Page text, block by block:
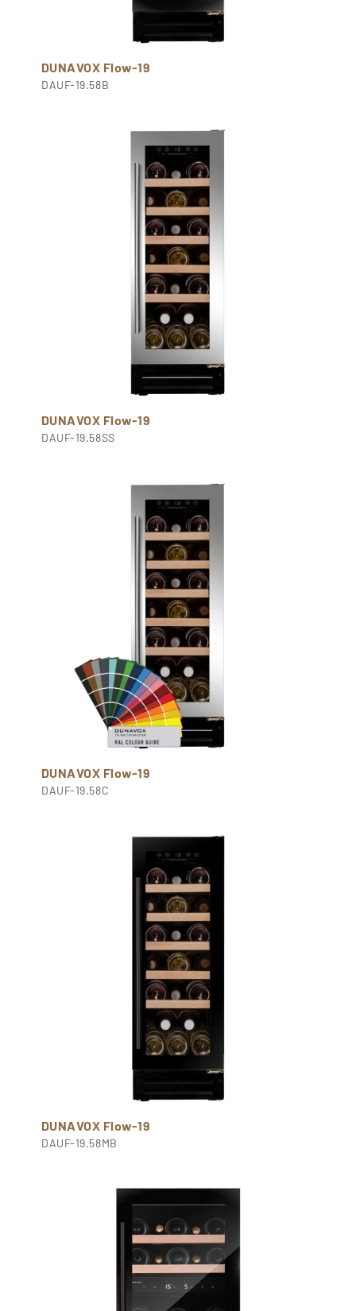
DUNAVOX Flow-19
DAUF-19.58B
DUNAVOX Flow-19
DAUF-19.58SS
DUNAVOX Flow-19
DAUF-19.58C
DUNAVOX Flow-19
DAUF-19.58MB